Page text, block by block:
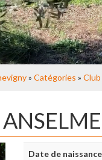
» Catégories » Club
Date de naissance